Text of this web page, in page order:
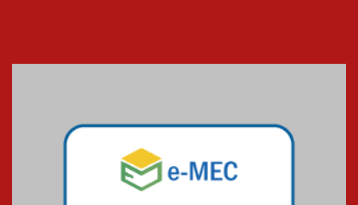
04.08.2026
Mackenzie recepciona os
calouros do segundo semestre